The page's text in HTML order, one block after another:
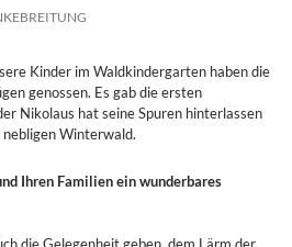
Kinder im Waldkindergarten haben die
genossen. Es gab die ersten
Nikolaus hat seine Spuren hinterlassen
Winterwald.
Ihren Familien ein wunderbares